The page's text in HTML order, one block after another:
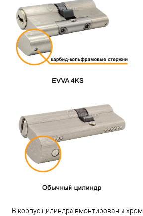
В корпус цилиндра вмонтированы